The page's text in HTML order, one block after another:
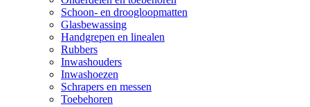
Schoon- en droogloopmatten
Glasbewassing
Handgrepen en linealen
Rubbers
Inwashouders
Inwashoezen
Schrapers en messen
Toebehoren